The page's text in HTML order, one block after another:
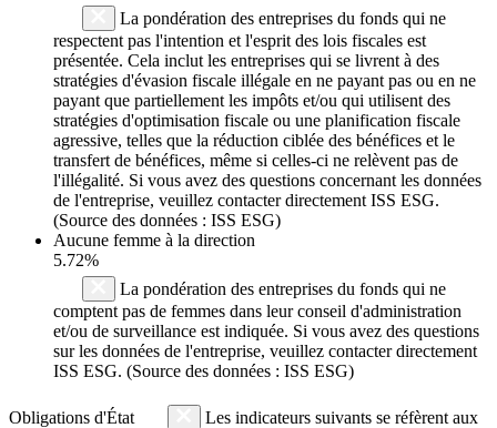
La pondération des entreprises du fonds qui ne
respectent pas l'intention et l'esprit des lois fiscales est
présentée. Cela inclut les entreprises qui se livrent à des
stratégies d'évasion fiscale illégale en ne payant pas ou en ne
payant que partiellement les impôts et/ou qui utilisent des
stratégies d'optimisation fiscale ou une planification fiscale
agressive, telles que la réduction ciblée des bénéfices et le
transfert de bénéfices, même si celles-ci ne relèvent pas de
l'illégalité. Si vous avez des questions concernant les données
de l'entreprise, veuillez contacter directement ISS ESG.
(Source des données : ISS ESG)
Aucune femme à la direction
5.72%
La pondération des entreprises du fonds qui ne
comptent pas de femmes dans leur conseil d'administration
et/ou de surveillance est indiquée. Si vous avez des questions
sur les données de l'entreprise, veuillez contacter directement
ISS ESG. (Source des données : ISS ESG)
Obligations d'État
Les indicateurs suivants se réfèrent aux